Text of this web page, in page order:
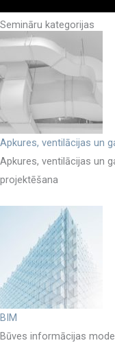
Semināru kategorijas
Apkures, ventilācijas un
Apkures, ventilācijas un
projektēšana
BIM
Būves informācijas